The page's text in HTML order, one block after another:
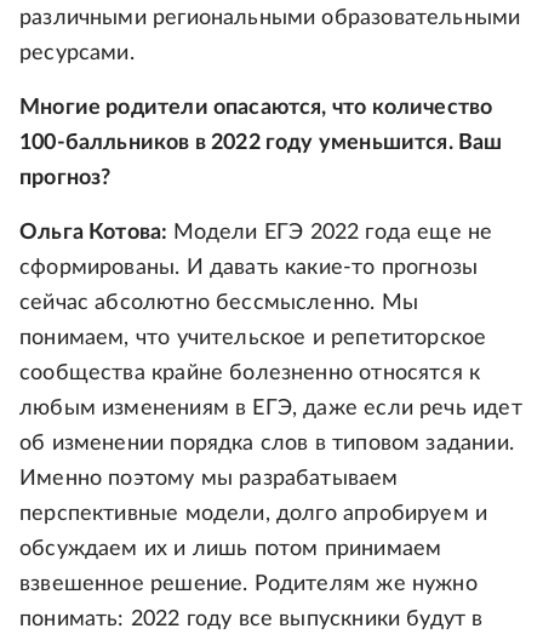
различными региональными образовательными
ресурсами.
Многие родители опасаются, что количество
100-балльников в 2022 году уменьшится. Ваш
прогноз?
Ольга Котова: Модели ЕГЭ 2022 года еще не
сформированы. И давать какие-то прогнозы
сейчас абсолютно бессмысленно. Мы
понимаем, что учительское и репетиторское
сообщества крайне болезненно относятся к
любым изменениям в ЕГЭ, даже если речь идет
об изменении порядка слов в типовом задании.
Именно поэтому мы разрабатываем
перспективные модели, долго апробируем и
обсуждаем их и лишь потом принимаем
взвешенное решение. Родителям же нужно
понимать: 2022 году все выпускники будут в